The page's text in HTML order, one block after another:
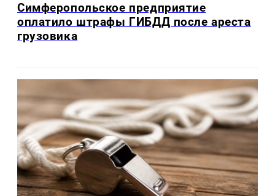
Симферопольское предприятие
оплатило штрафы ГИБДД после ареста
грузовика